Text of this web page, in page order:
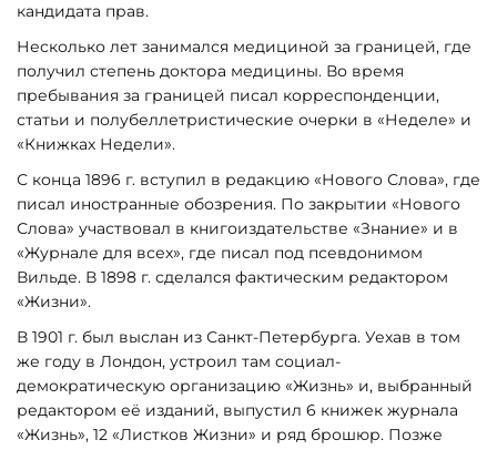
кандидата прав.
Несколько лет занимался медициной за границей, где
получил степень доктора медицины. Во время
пребывания за границей писал корреспонденции,
статьи и полубеллетристические очерки в «Неделе» и
«Книжках Недели».
С конца 1896 г. вступил в редакцию «Нового Слова», где
писал иностранные обозрения. По закрытии «Нового
Слова» участвовал в книгоиздательстве «Знание» и в
«Журнале для всех», где писал под псевдонимом
Вильде. В 1898 г. сделался фактическим редактором
«Жизни».
В 1901 г. был выслан из Санкт-Петербурга. Уехав в том
же году в Лондон, устроил там социал-
демократическую организацию «Жизнь» и, выбранный
редактором её изданий, выпустил 6 книжек журнала
«Жизнь», 12 «Листков Жизни» и ряд брошюр. Позже